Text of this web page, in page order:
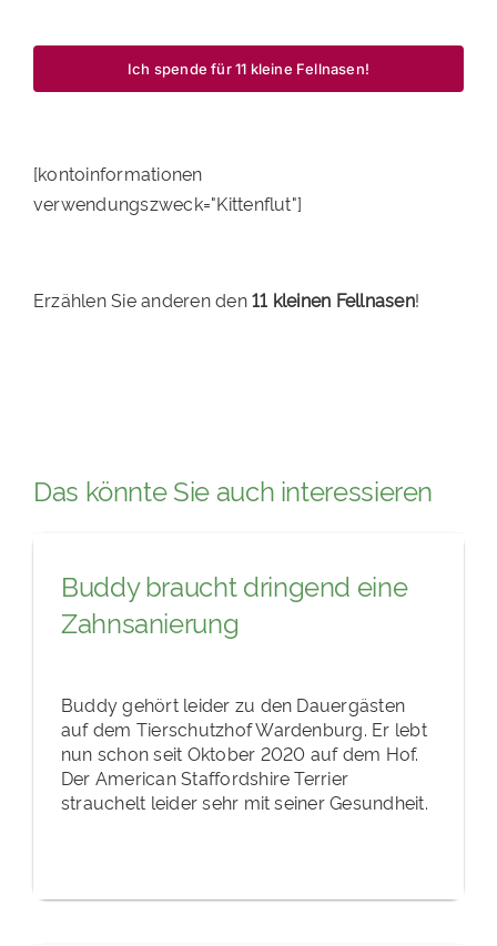
Ich spende für 11 kleine Fellnasen!
[kontoinformationen
verwendungszweck="Kittenflut"]
Erzählen Sie anderen den11 kleinen Fellnasen!
Das könnte Sie auch interessieren
Buddy braucht dringend eine
Zahnsanierung
Buddy gehört leider zu den Dauergästen
auf dem Tierschutzhof Wardenburg. Er lebt
nun schon seit Oktober 2020 auf dem Hof.
Der American Staffordshire Terrier
strauchelt leider sehr mit seiner Gesundheit.